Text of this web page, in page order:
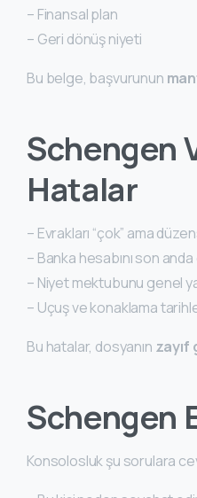
– Finansal plan
– Geri dönüş niyeti
Bu belge, başvurunun
Schengen
Hatalar
– Evrakları “çok” ama
– Banka hesabını son
– Niyet mektubunu genel
– Uçuş ve konaklama
Bu hatalar, dosyanın zayıf
Schengen
Konsolosluk şu sorulara